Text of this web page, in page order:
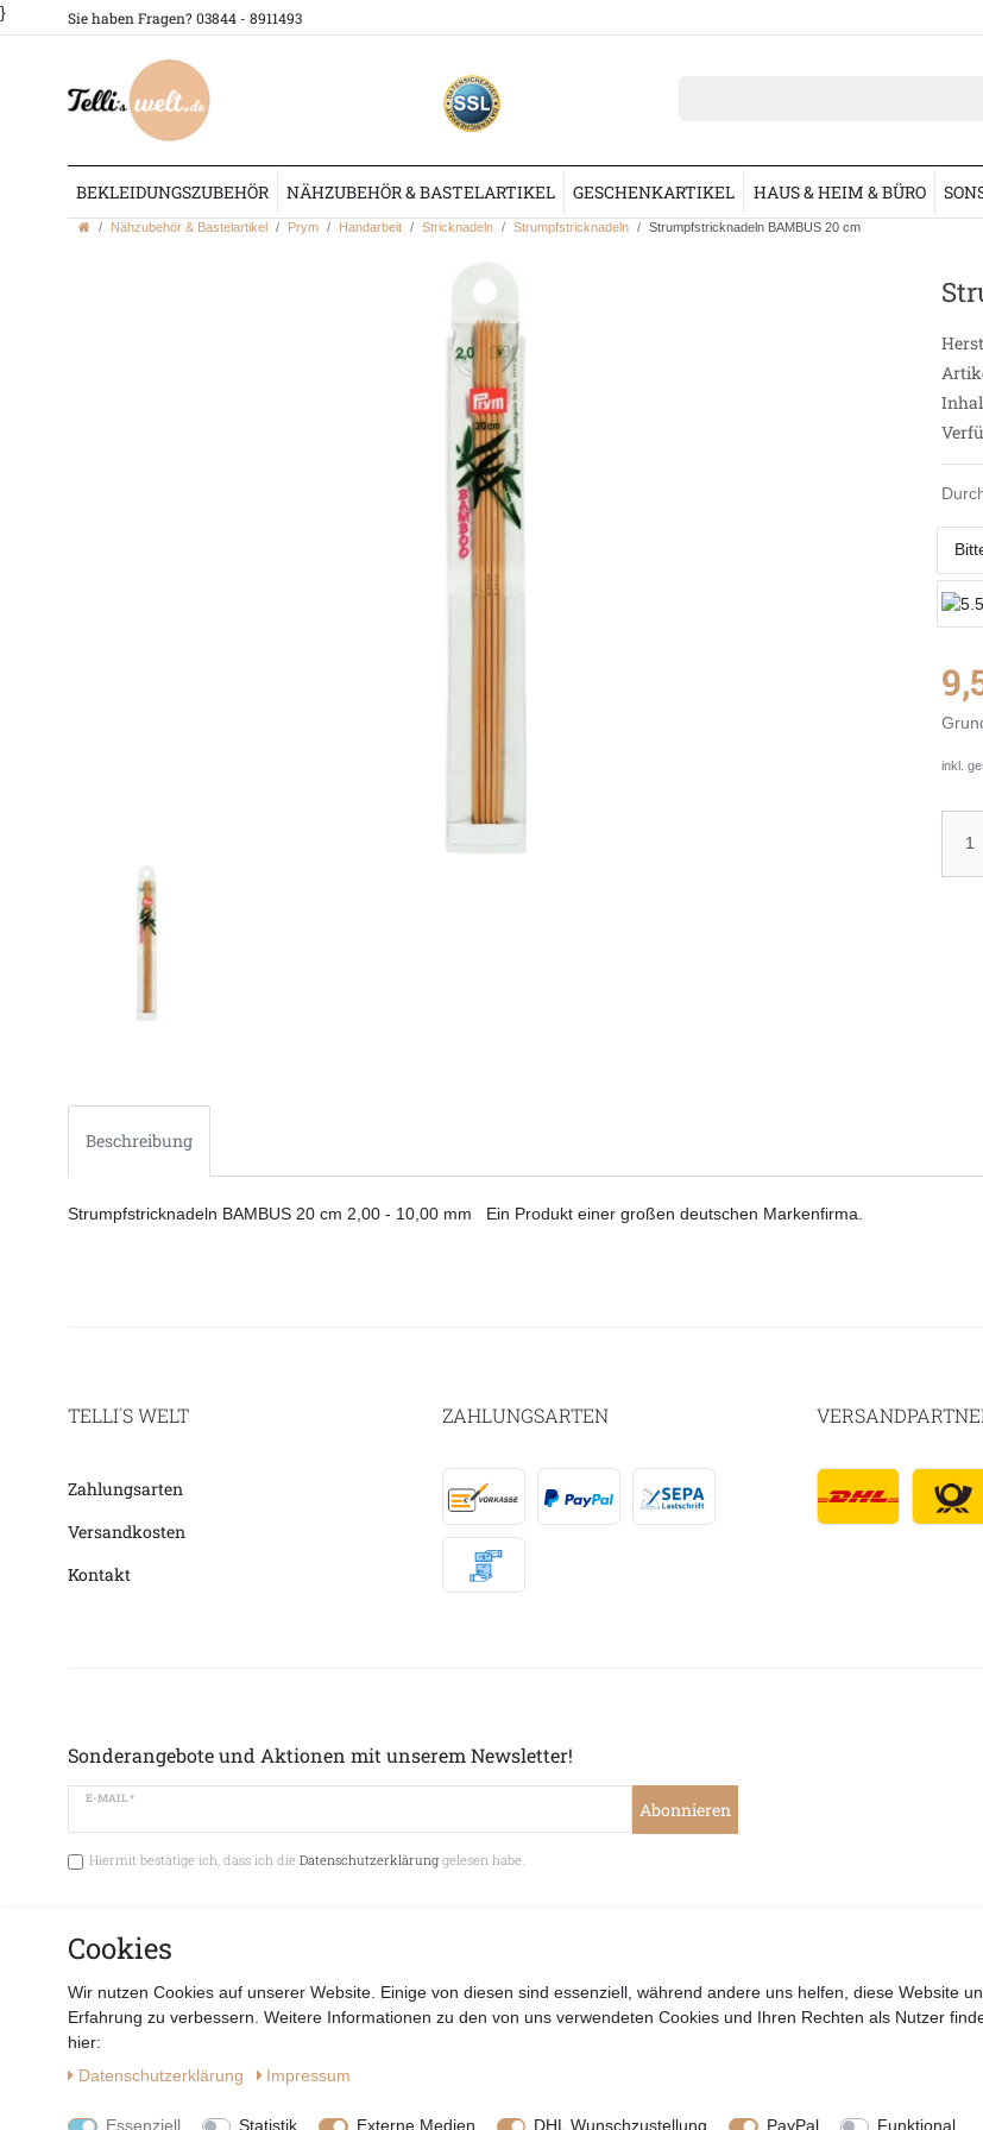
} Sie haben Fragen? 03844 - 8911493
BEKLEIDUNGSZUBEHÖR NÄHZUBEHÖR & BASTELARTIKEL GESCHENKARTIKEL HAUS & HEIM & BÜRO
Nähzubehör & Bastelartikel Prym Handarbeit Stricknadeln Strumpfstricknadeln Strumpfstricknadeln BAMBUS 20 cm
inkl.
Beschreibung
Strumpfstricknadeln BAMBUS 20 cm 2,00 - 10,00 mm Ein Produkt einer großen deutschen Markenfirma.
TELLI´S WELT
Zahlungsarten
Versandkosten
Kontakt
ZAHLUNGSARTEN
Sonderangebote und Aktionen mit unserem Newsletter!
E-MAIL *
Abonnieren
Hiermit bestätige ich, dass ich die Datenschutzerklärunggelesen habe.
Vertrag widerrufen | Widerrufsrecht | Datenschutzerklärung |
Cookies
Wir nutzen Cookies auf unserer Website. Einige von diesen sind essenziell, während andere uns helfen, diese Website
Erfahrung zu verbessern. Weitere Informationen zu den von uns verwendeten Cookies und Ihren Rechten als Nutzer
hier:
Daten­schutz­erklärung
Impressum
Essenziell Statistik Externe Medien DHL Wunschzustellung PayPal Funktional